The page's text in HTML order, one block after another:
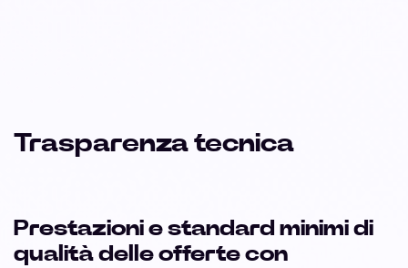
Trasparenza tecnica
Prestazioni e standard minimi di
qualità delle offerte con